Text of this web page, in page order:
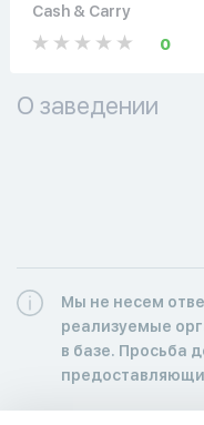
Cash & Carry
0
О заведении
Мы не несем
реализуемые
в базе. Просьба